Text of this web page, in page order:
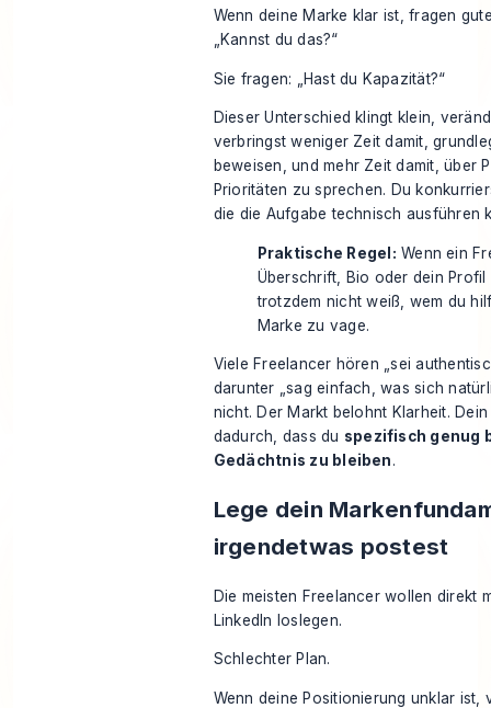
Wenn deine Marke klar ist, fragen
„Kannst du das?“
Sie fragen: „Hast du Kapazität?“
Dieser Unterschied klingt klein,
verbringst weniger Zeit damit,
beweisen, und mehr Zeit damit, über
Prioritäten zu sprechen. Du
die die Aufgabe technisch ausführen
Praktische Regel: Wenn ein
Überschrift, Bio oder dein Profil
trotzdem nicht weiß, wem du
Marke zu vage.
Viele Freelancer hören „sei
darunter „sag einfach, was sich
nicht. Der Markt belohnt Klarheit.
dadurch, dass du spezifisch genug
Gedächtnis zu bleiben.
Lege dein
irgendetwas postest
Die meisten Freelancer wollen direkt
LinkedIn loslegen.
Schlechter Plan.
Wenn deine Positionierung unklar ist,